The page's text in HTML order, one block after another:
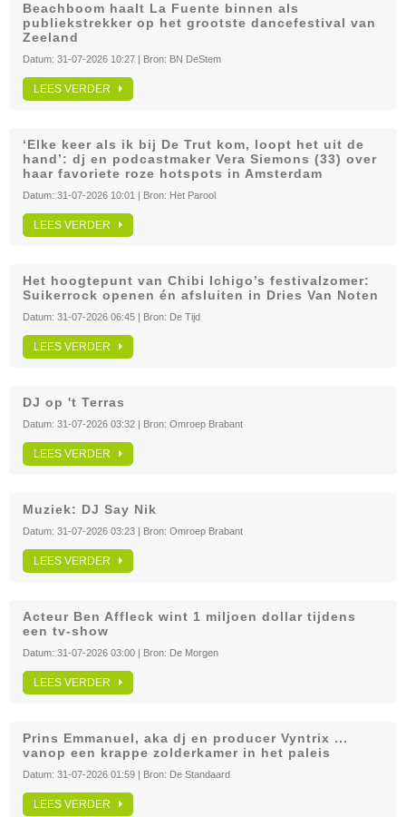
Beachboom haalt La Fuente binnen als
publiekstrekker op het grootste dancefestival van
Zeeland
Datum: 31-07-2026 10:27 | Bron: BN DeStem
LEES VERDER
‘Elke keer als ik bij De Trut kom, loopt het uit de
hand’: dj en podcastmaker Vera Siemons (33) over
haar favoriete roze hotspots in Amsterdam
Datum: 31-07-2026 10:01 | Bron: Het Parool
LEES VERDER
Het hoogtepunt van Chibi Ichigo’s festivalzomer:
Suikerrock openen én afsluiten in Dries Van Noten
Datum: 31-07-2026 06:45 | Bron: De Tijd
LEES VERDER
DJ op 't Terras
Datum: 31-07-2026 03:32 | Bron: Omroep Brabant
LEES VERDER
Muziek: DJ Say Nik
Datum: 31-07-2026 03:23 | Bron: Omroep Brabant
LEES VERDER
Acteur Ben Affleck wint 1 miljoen dollar tijdens
een tv-show
Datum: 31-07-2026 03:00 | Bron: De Morgen
LEES VERDER
Prins Emmanuel, aka dj en producer Vyntrix ...
vanop een krappe zolderkamer in het paleis
Datum: 31-07-2026 01:59 | Bron: De Standaard
LEES VERDER